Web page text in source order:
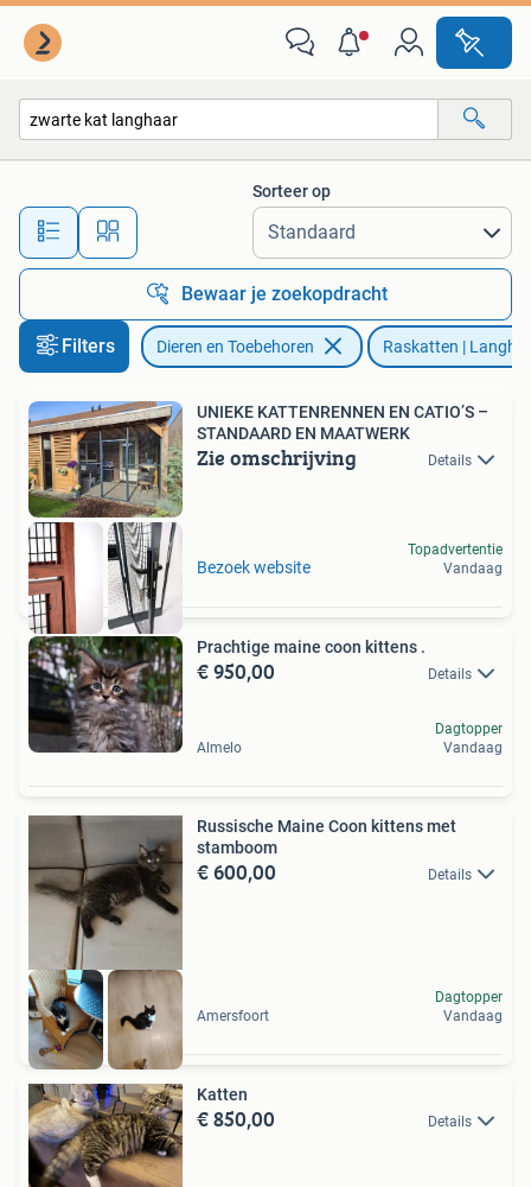
Alle afstanden…
Sorteer op
Bewaar je zoekopdracht
Filters Dieren en Toebehoren Raskatten |
UNIEKE KATTENRENNEN EN CATIO’S –
STANDAARD EN MAATWERK
Zie omschrijving Details
Bezoek website
Topadvertentie
Vandaag
Prachtige maine coon kittens .
€ 950,00 Details
Almelo
Dagtopper
Vandaag
Russische Maine Coon kittens met
stamboom
€ 600,00 Details
Amersfoort
Dagtopper
Vandaag
Katten
€ 850,00 Details